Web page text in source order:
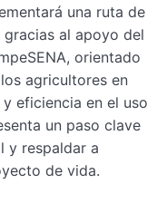
una ruta de
al apoyo del
orientado
agricultores en
eficiencia en el uso
un paso clave
y respaldar a
de vida.